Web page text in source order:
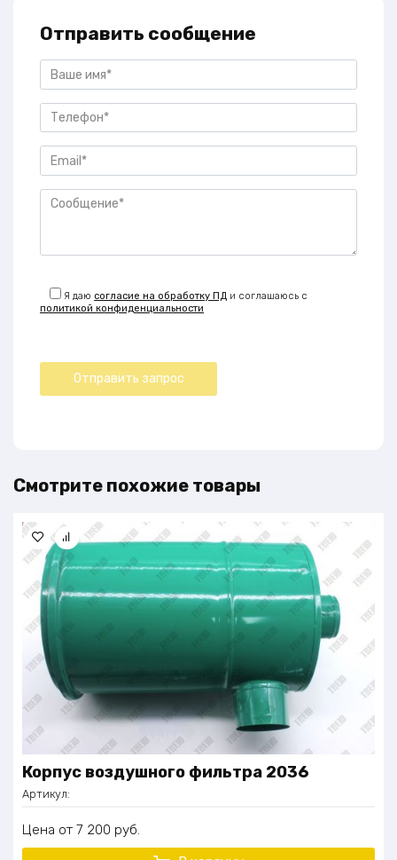
Отправить сообщение
Я даюсогласие на обработку ПД и соглашаюсь с
политикой конфиденциальности
Смотрите похожие товары
Корпус воздушного фильтра 2036
Артикул:
Цена 7 200 руб.